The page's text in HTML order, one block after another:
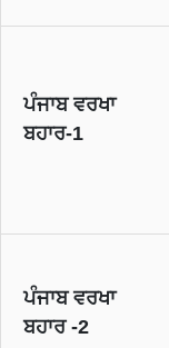
ਪੰਜਾਬ ਵਰਖਾ
ਬਹਾਰ-1
ਪੰਜਾਬ ਵਰਖਾ
ਬਹਾਰ -2